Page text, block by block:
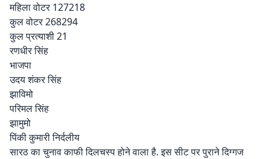
महिला वोटर 127218
कुल वोटर 268294
कुल प्रत्याशी 21
रणधीर सिंह
भाजपा
उदय शंकर सिंह
झाविमो
परिमल सिंह
झामुमो
पिंकी कुमारी निर्दलीय
सारठ का चुनाव काफी दिलचस्प होने वाला है. इस सीट पर पुराने दिग्गज